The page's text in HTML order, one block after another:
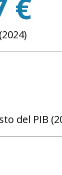
del PIB